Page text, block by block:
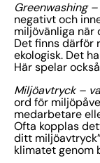
Greenwashing
negativt och
miljövänliga när
Det finns därför
ekologisk. Det
Här spelar
Miljöavtryck –
ord för
medarbetare
Ofta kopplas
ditt
klimatet genom